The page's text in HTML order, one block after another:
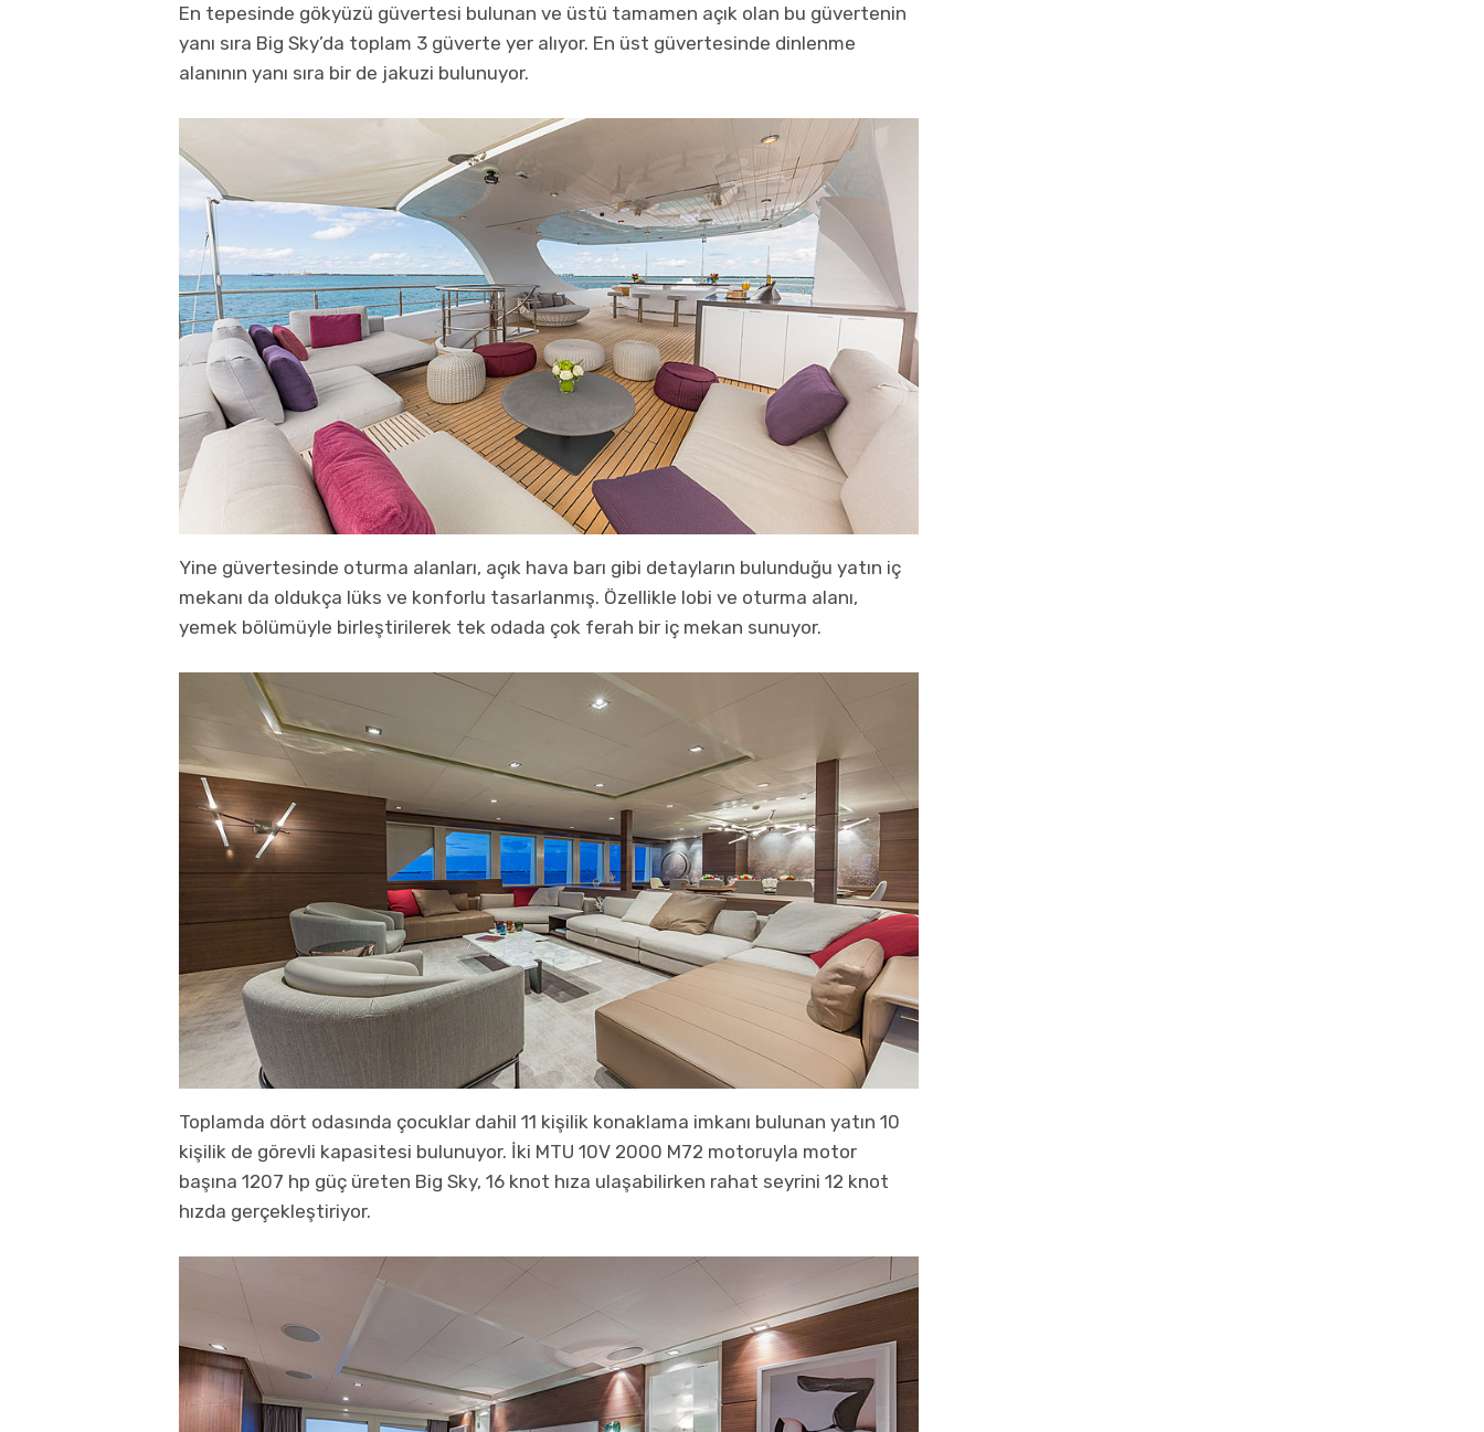
En tepesinde gökyüzü güvertesi bulunan ve üstü tamamen açık olan bu güvertenin
yanı sıra Big Sky’da toplam 3 güverte yer alıyor. En üst güvertesinde dinlenme
alanının yanı sıra bir de jakuzi bulunuyor.
Yine güvertesinde oturma alanları, açık hava barı gibi detayların bulunduğu yatın iç
mekanı da oldukça lüks ve konforlu tasarlanmış. Özellikle lobi ve oturma alanı,
yemek bölümüyle birleştirilerek tek odada çok ferah bir iç mekan sunuyor.
Toplamda dört odasında çocuklar dahil 11 kişilik konaklama imkanı bulunan yatın 10
kişilik de görevli kapasitesi bulunuyor. İki MTU 10V 2000 M72 motoruyla motor
başına 1207 hp güç üreten Big Sky, 16 knot hıza ulaşabilirken rahat seyrini 12 knot
hızda gerçekleştiriyor.